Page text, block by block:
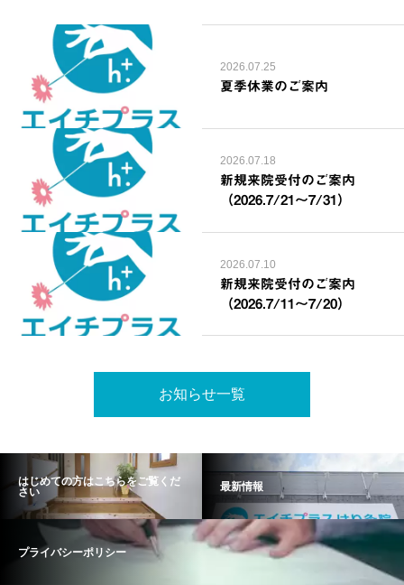
2026.07.25
夏季休業のご案内
2026.07.18
新規来院受付のご案内
（2026.7/21～7/31）
2026.07.10
新規来院受付のご案内
（2026.7/11～7/20）
お知らせ一覧
はじめての方はこちらをご覧くだ
さい
最新情報
プライバシーポリシー